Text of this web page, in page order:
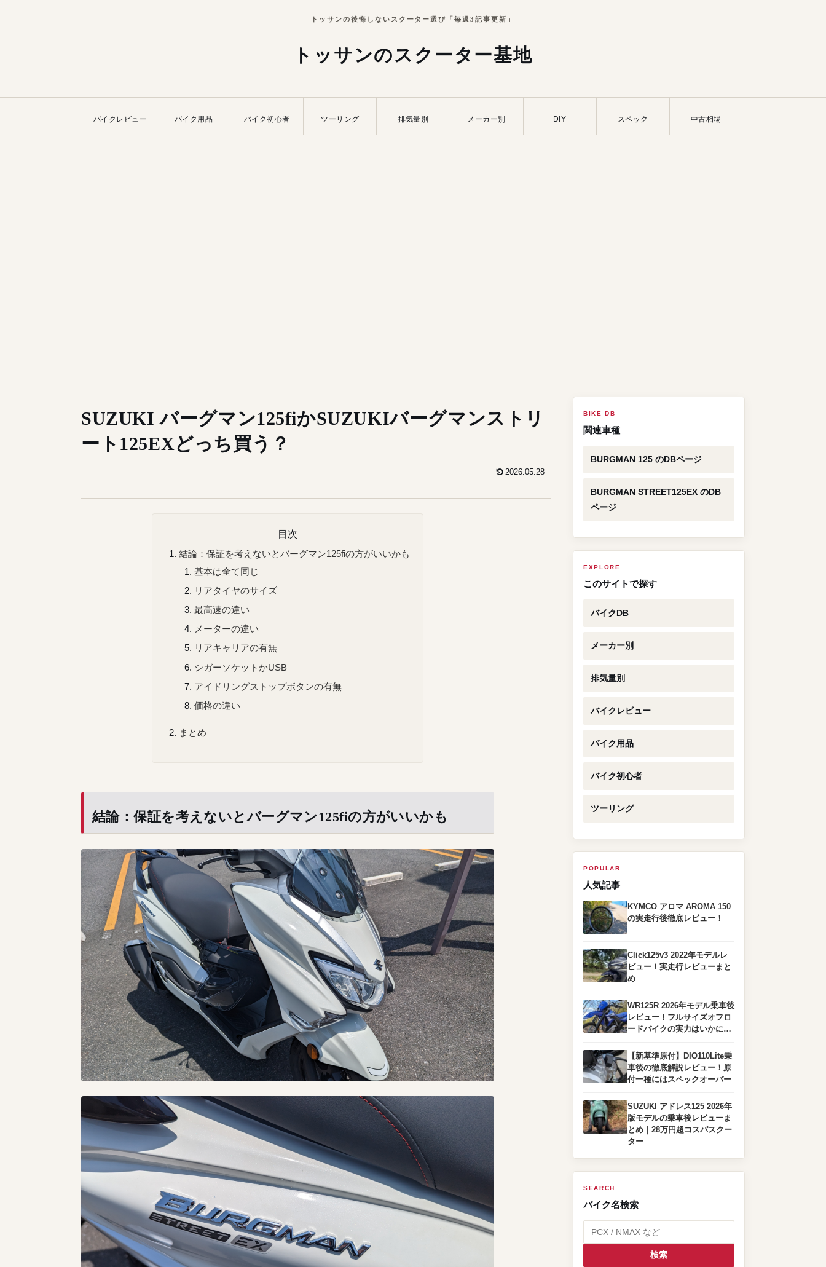
トッサンの後悔しないスクーター選び「毎週3記事更新」
トッサンのスクーター基地
バイクレビュー バイク用品 バイク初心者 ツーリング 排気量別 メーカー別 DIY スペック 中古相場
SUZUKI バーグマン125fiかSUZUKIバーグマンストリ
ート125EXどっち買う？
2026.05.28
目次
結論：保証を考えないとバーグマン125fiの方がいいかも
基本は全て同じ
リアタイヤのサイズ
最高速の違い
メーターの違い
リアキャリアの有無
シガーソケットかUSB
アイドリングストップボタンの有無
価格の違い
まとめ
結論：保証を考えないとバーグマン125fiの方がいいかも
BIKE DB
関連車種
BURGMAN 125 のDBページ
BURGMAN STREET125EX のDB
ページ
EXPLORE
このサイトで探す
バイクDB
メーカー別
排気量別
バイクレビュー
バイク用品
バイク初心者
ツーリング
POPULAR
人気記事
KYMCO アロマ AROMA 150
の実走行後徹底レビュー！
Click125v3 2022年モデルレ
ビュー！実走行レビューまと
め
WR125R 2026年モデル乗車後
レビュー！フルサイズオフロ
ードバイクの実力はいかに…
【新基準原付】DIO110Lite乗
車後の徹底解説レビュー！原
付一種にはスペックオーバー
SUZUKI アドレス125 2026年
版モデルの乗車後レビューま
とめ｜28万円超コスパスクー
ター
SEARCH
バイク名検索
検索